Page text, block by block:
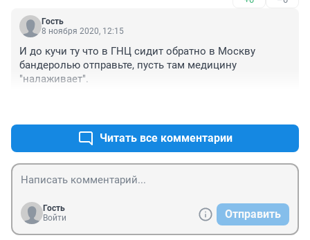
Гость
8 ноября 2020, 12:15
И до кучи ту что в ГНЦ сидит обратно в Москву
бандеролью отправьте, пусть там медицину
"налаживает".
Читать все комментарии
Гость
Войти
Отправить